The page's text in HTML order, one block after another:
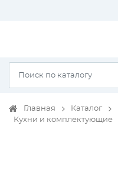
Главная Каталог
Кухни и комплектующие